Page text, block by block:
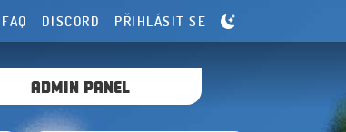
FAQ DISCORD PŘIHLÁSIT SE
ADMIN PANEL